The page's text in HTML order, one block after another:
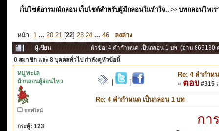
เว็บไซต์อารมณ์กลอน เว็บไซต์สำหรับผู้มีกลอนในหัวใจ.. >>บทกลอนไพเร
หน้า: 1 ... 20 21 [22] 23 24 ... 46 ลงล่าง
ผู้เขียน
หัวข้อ: 4 คำกำหนด เป็นกลอน 1 บท (อ่าน 865130
0 สมาชิก และ 8 บุคคลทั่วไป กำลังดูหัวข้อนี้
หมูทะเล
นักกลอนผู้อ่อนไหว
ออฟไลน์
กระทู้: 123
Re: 4 คำกำห
« ตอบ #315
Re: 4 คำกำหนด เป็นกลอน 1 บท
กา